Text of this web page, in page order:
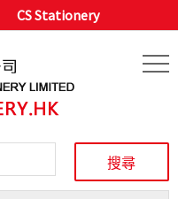
CS Stationery